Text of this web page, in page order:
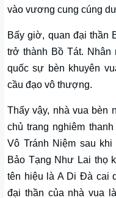
vào vương cung cúng
Bấy giờ, quan đại thần
trở thành Bồ Tát. Nhân
quốc sự bèn khuyên
cầu đạo vô thượng.
Thấy vậy, nhà vua bèn
chủ trang nghiêm
Vô Tránh Niệm sau
Bảo Tạng Như Lai thọ
tên hiệu là A Di Đà cai
đại thần của nhà vua